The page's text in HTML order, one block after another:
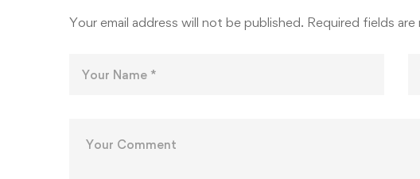
Your email address will not be published. Required fields are